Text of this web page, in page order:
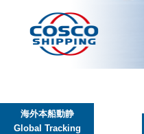
海外本船動静
Global Tracking